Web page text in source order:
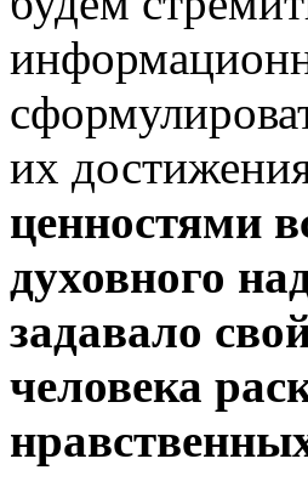
их
ценностями
духовного
задавало
человека